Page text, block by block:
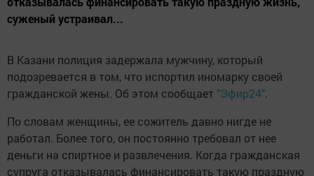
суженый устраивал...
В Казани полиция задержала мужчину, который
подозревается в том, что испортил иномарку своей
гражданской жены. Об этом сообщает "Эфир24".
По словам женщины, ее сожитель давно нигде не
работал. Более того, он постоянно требовал от нее
деньги на спиртное и развлечения. Когда гражданская
супруга отказывалась финансировать такую праздную